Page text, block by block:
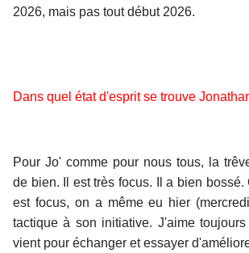
2026, mais pas tout début 2026.
Dans quel état d'esprit se trouve
Pour Jo' comme pour nous tous, la
de bien. Il est très focus. Il a bien bossé.
est focus, on a même eu hier
tactique à son initiative. J'aime
vient pour échanger et essayer